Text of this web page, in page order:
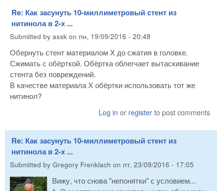
Re: Как засунуть 10-миллиметровый стент из
нитинола в 2-х ...
Submitted by assk on пн, 19/09/2016 - 20:48
Обернуть стент материалом Х до сжатия в головке.
Сжимать с обёрткой. Обёртка облегчает вытаскивание
стента без повреждений.
В качестве материала Х обёртки использовать тот же
нитинол?
Log in or register to post comments
Re: Как засунуть 10-миллиметровый стент из
нитинола в 2-х ...
Submitted by Gregory Frenklach on пт, 23/09/2016 - 17:05
Вижу, что снова "непонятки" с условием...